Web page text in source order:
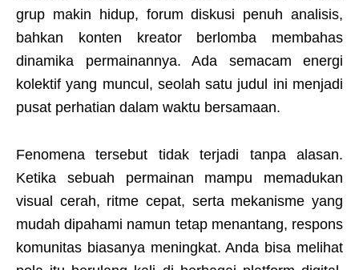
grup makin hidup, forum diskusi penuh analisis,
bahkan konten kreator berlomba membahas
dinamika permainannya. Ada semacam energi
kolektif yang muncul, seolah satu judul ini menjadi
pusat perhatian dalam waktu bersamaan.
Fenomena tersebut tidak terjadi tanpa alasan.
Ketika sebuah permainan mampu memadukan
visual cerah, ritme cepat, serta mekanisme yang
mudah dipahami namun tetap menantang, respons
komunitas biasanya meningkat. Anda bisa melihat